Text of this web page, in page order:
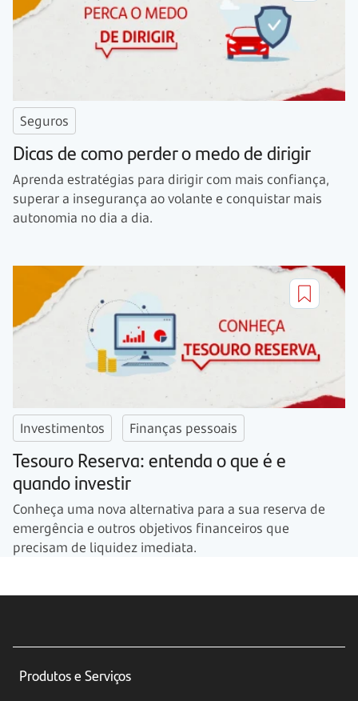
Seguros
Dicas de como perder o medo de dirigir
Aprenda estratégias para dirigir com mais confiança,
superar a insegurança ao volante e conquistar mais
autonomia no dia a dia.
Investimentos Finanças pessoais
Tesouro Reserva: entenda o que é e
quando investir
Conheça uma nova alternativa para a sua reserva de
emergência e outros objetivos financeiros que
precisam de liquidez imediata.
Produtos e Serviços